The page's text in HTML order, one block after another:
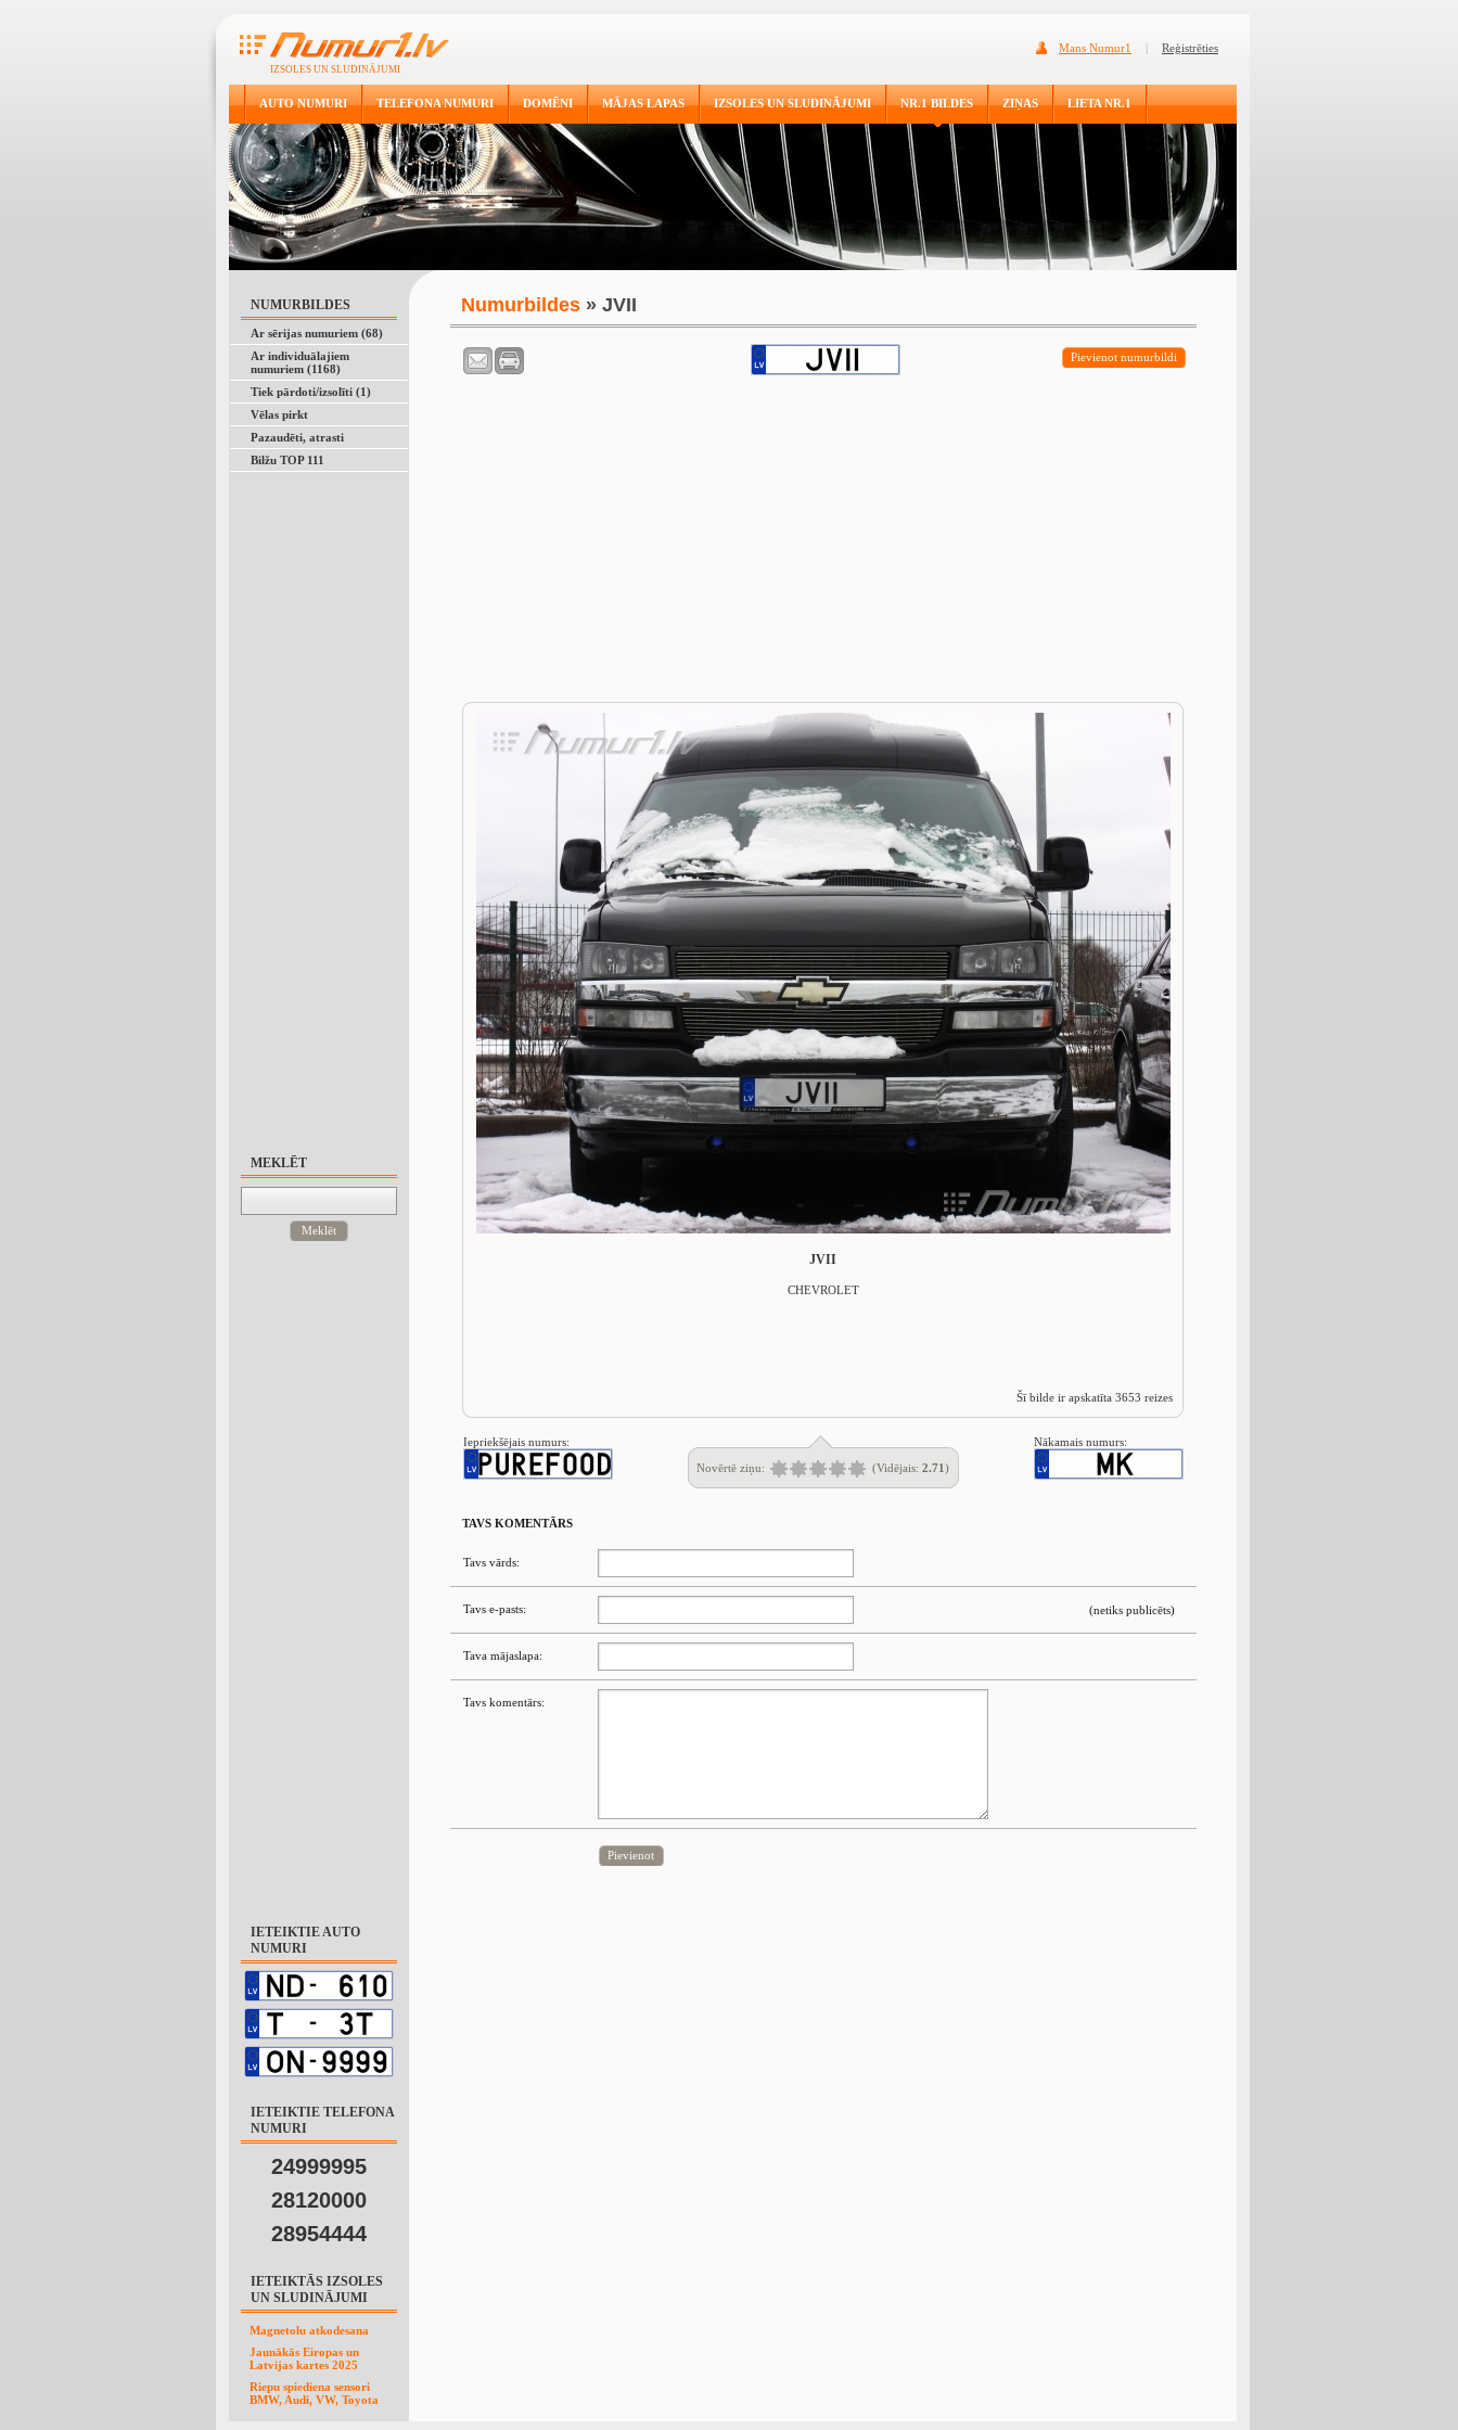
Mans Numur1 | Reģistrēties
IZSOLES UN SLUDINĀJUMI
AUTO NUMURI TELEFONA NUMURI DOMĒNI MĀJAS LAPAS IZSOLES UN SLUDINĀJUMI NR.1 BILDES ZIŅAS LIETA NR.1
NUMURBILDES
Ar sērijas numuriem (68)
Ar individuālajiem
numuriem (1168)
Tiek pārdoti/izsolīti (1)
Vēlas pirkt
Pazaudēti, atrasti
Bilžu TOP 111
MEKLĒT
Meklēt
IETEIKTIE AUTO
NUMURI
IETEIKTIE TELEFONA
NUMURI
24999995
28120000
28954444
IETEIKTĀS IZSOLES
UN SLUDINĀJUMI
Magnetolu atkodesana
Jaunākās Eiropas un
Latvijas kartes 2025
Riepu spiediena sensori
BMW, Audi, VW, Toyota
Numurbildes» JVII
Pievienot numurbildi
JVII
CHEVROLET
Šī bilde ir apskatīta 3653 reizes
Iepriekšējais numurs:
Nākamais numurs:
Novērtē ziņu:
(Vidējais: 2.71)
TAVS KOMENTĀRS
Tavs vārds:
(netiks publicēts)
Tavs e-pasts:
Tava mājaslapa:
Tavs komentārs:
Pievienot